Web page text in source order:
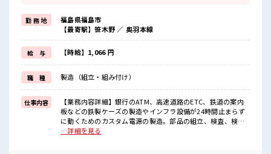
家族や友人と一緒にプライベート満喫！
≪髪型自由≫
基本的に髪色自由で明るすぎたり奇抜でなければOKです！
(規定有)制服があると毎日の服選びに悩まずOK♪
≪未経験の方も大カンゲイ≫
新しいことにチャレンジするのは不安だけど、
しっかり働く環境が整っています！
イチからスキルUP・ステップUP目指していきましょう！
■職場の雰囲気
明るすぎたり奇抜過ぎなければヘアカラーOK！
残業が多めだからしっかり稼ぎたい方にもオススメ！
土日祝休みなので、
勤 務 地
福島県福島市
【最寄駅】笹木野 ／ 奥羽本線
給 与 【時給】1,066 円
職 種 製造（組立・組み付け）
仕事内容
【業務内容詳細】銀行のATM、高速道路のETC、鉄道の案内
板などの鉄製ケーズの製造やインフラ設備が24時間止まらず
に動くためのカスタム電源の製造。部品の組立、検査、検品
作業。マシン補助業務。 ■お仕事PR ≪残業多めでがっつり稼
…詳細を見る